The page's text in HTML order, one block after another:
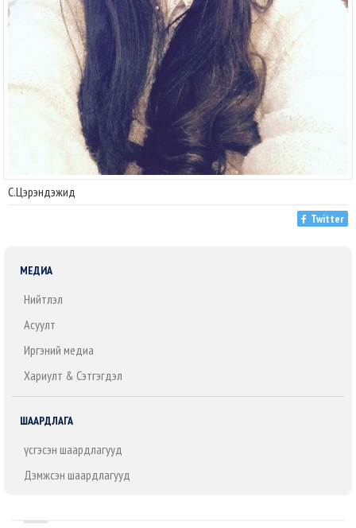
С.Цэрэндэжид
Twitter
МЕДИА
Нийтлэл
Асуулт
Иргэний медиа
Хариулт & Сэтгэгдэл
ШААРДЛАГА
Үүсгэсэн шаардлагууд
Дэмжсэн шаардлагууд